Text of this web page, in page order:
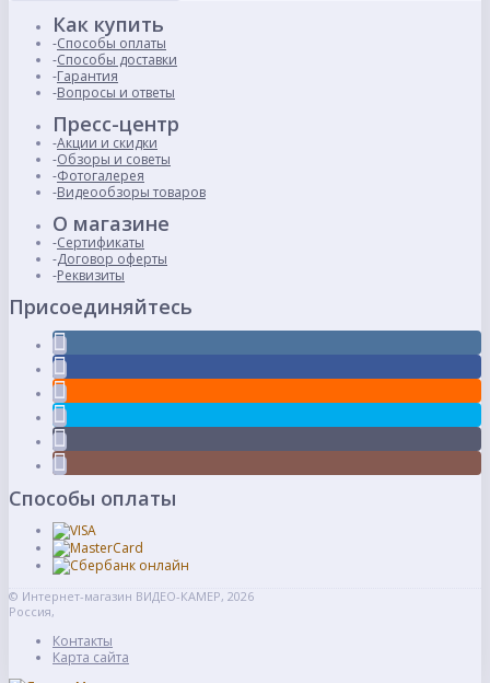
Как купить
Способы оплаты
Способы доставки
Гарантия
Вопросы и ответы
Пресс-центр
Акции и скидки
Обзоры и советы
Фотогалерея
Видеообзоры товаров
О магазине
Сертификаты
Договор оферты
Реквизиты
Присоединяйтесь
Способы оплаты
© Интернет-магазин ВИДЕО-КАМЕР, 2026
Россия,
Контакты
Карта сайта